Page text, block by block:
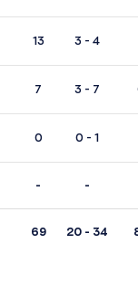
13 3 - 4
7 3 - 7
0 0 - 1
- -
69 20 - 34